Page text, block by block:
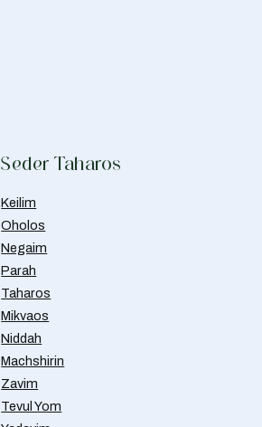
Seder Taharos
Keilim
Oholos
Negaim
Parah
Taharos
Mikvaos
Niddah
Machshirin
Zavim
Tevul Yom